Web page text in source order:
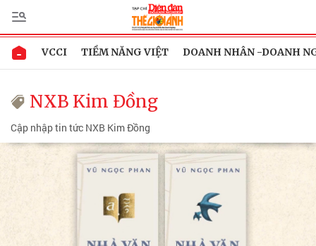
VCCI TIỀM NĂNG VIỆT DOANH NHÂN -DOANH
NXB Kim Đồng
Cập nhập tin tức NXB Kim Đồng